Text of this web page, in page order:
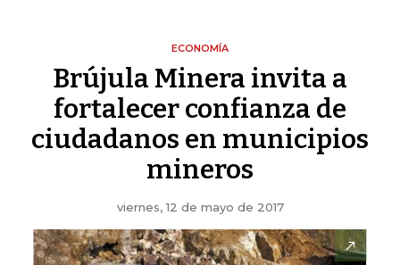
ECONOMÍA
Brújula Minera invita a
fortalecer confianza de
ciudadanos en municipios
mineros
viernes, 12 de mayo de 2017